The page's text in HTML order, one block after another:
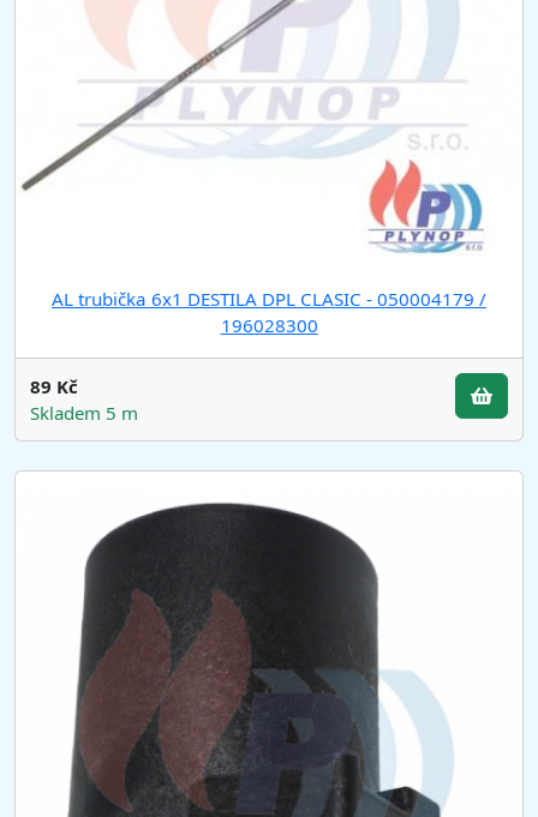
AL trubička 6x1 DESTILA DPL CLASIC - 050004179 /
196028300
89 Kč
Skladem 5 m